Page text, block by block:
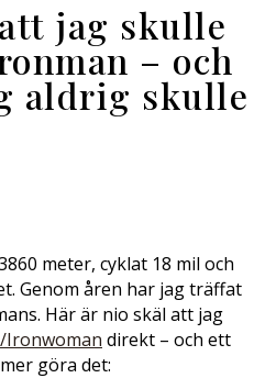
jag skulle
– och
aldrig skulle
meter, cyklat 18 mil och
Genom åren har jag träffat
Här är nio skäl att jag
Ironwoman direkt – och ett
göra det: